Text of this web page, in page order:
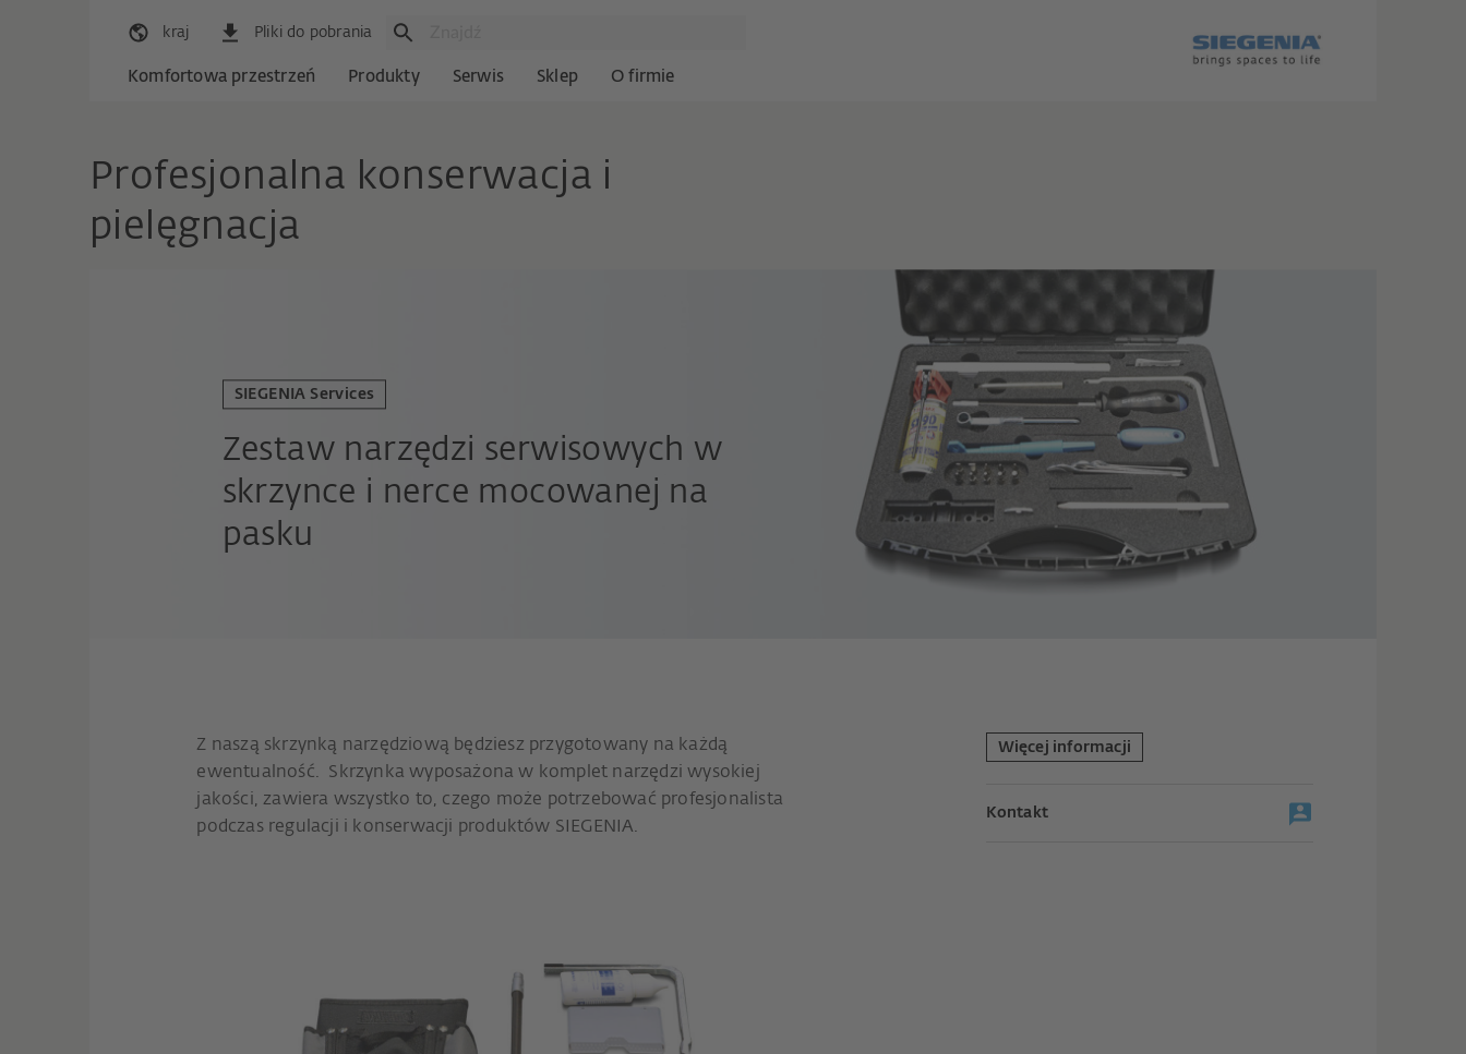
kraj Pliki do pobrania
Komfortowa przestrzeń Produkty Serwis Sklep O firmie
Profesjonalna konserwacja i
pielęgnacja
SIEGENIA Services
Zestaw narzędzi serwisowych w
skrzynce i nerce mocowanej na
pasku
Z naszą skrzynką narzędziową będziesz przygotowany na każdą
ewentualność. Skrzynka wyposażona w komplet narzędzi wysokiej
jakości, zawiera wszystko to, czego może potrzebować profesjonalista
podczas regulacji i konserwacji produktów SIEGENIA.
Więcej informacji
Kontakt